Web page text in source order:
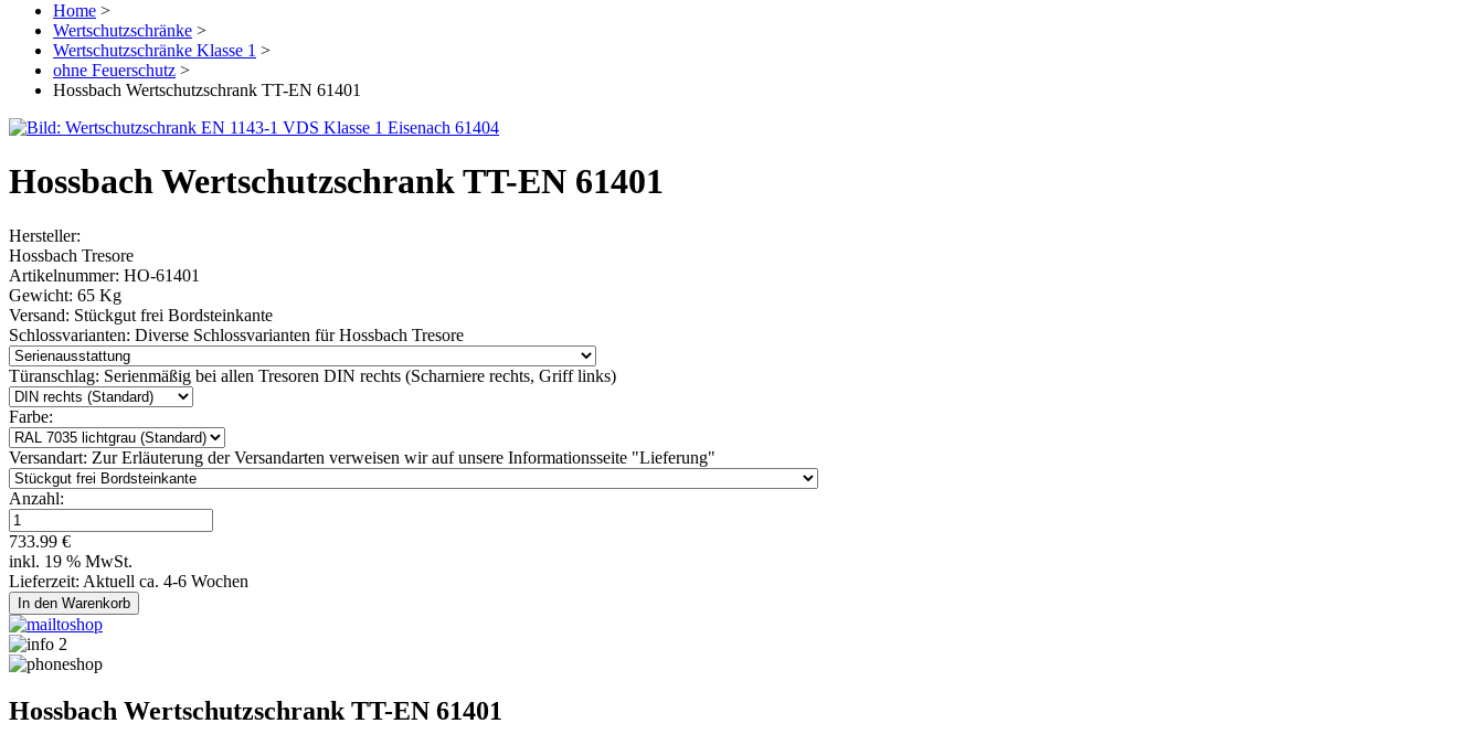
Home >
Wertschutzschränke >
Wertschutzschränke Klasse 1 >
ohne Feuerschutz >
Hossbach Wertschutzschrank TT-EN 61401
Hossbach Wertschutzschrank TT-EN 61401
Hersteller:
Hossbach Tresore
Artikelnummer: HO-61401
Gewicht: 65 Kg
Versand: Stückgut frei Bordsteinkante
Schlossvarianten: Diverse Schlossvarianten für Hossbach Tresore
Türanschlag: Serienmäßig bei allen Tresoren DIN rechts (Scharniere rechts, Griff links)
Farbe:
Versandart: Zur Erläuterung der Versandarten verweisen wir auf unsere Informationsseite "Lieferung"
Anzahl:
733.99 €
inkl. 19 % MwSt.
Lieferzeit: Aktuell ca. 4-6 Wochen
Hossbach Wertschutzschrank TT-EN 61401